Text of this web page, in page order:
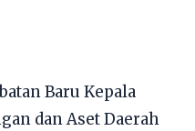
Baru Kepala
dan Aset Daerah